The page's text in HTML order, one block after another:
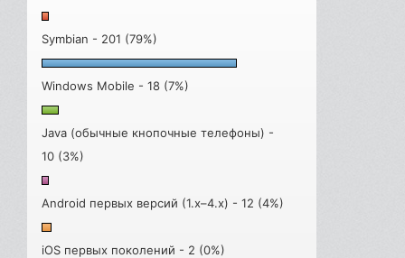
Symbian - 201 (79%)
Windows Mobile - 18 (7%)
Java (обычные кнопочные телефоны) -
10 (3%)
Android первых версий (1.x–4.x) - 12 (4%)
iOS первых поколений - 2 (0%)